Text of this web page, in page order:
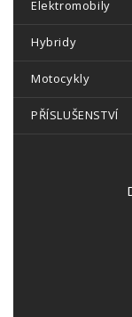
Elektromobily
Hybridy
Motocykly
PŘÍSLUŠENSTVÍ